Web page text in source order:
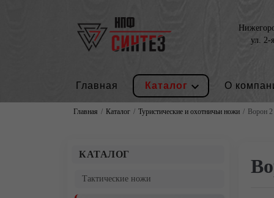
ул. 2-
Главная Каталог О
Главная Каталог Туристические и охотничьи ножи Ворон
КАТАЛОГ
Тактические ножи